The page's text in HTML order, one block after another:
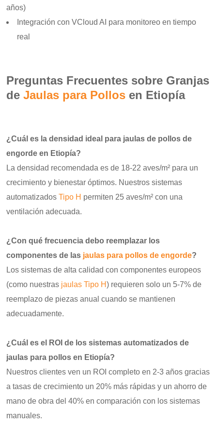
años)
Integración con VCloud AI para monitoreo en tiempo
real
Preguntas Frecuentes sobre Granjas
deJaulas para Pollos en Etiopía
¿Cuál es la densidad ideal para jaulas de pollos de
engorde en Etiopía?
La densidad recomendada es de 18-22 aves/m² para un
crecimiento y bienestar óptimos. Nuestros sistemas
automatizadosTipo H permiten 25 aves/m² con una
ventilación adecuada.
¿Con qué frecuencia debo reemplazar los
componentes de las jaulas para pollos de engorde?
Los sistemas de alta calidad con componentes europeos
(como nuestras jaulas Tipo H) requieren solo un 5-7% de
reemplazo de piezas anual cuando se mantienen
adecuadamente.
¿Cuál es el ROI de los sistemas automatizados de
jaulas para pollos en Etiopía?
Nuestros clientes ven un ROI completo en 2-3 años gracias
a tasas de crecimiento un 20% más rápidas y un ahorro de
mano de obra del 40% en comparación con los sistemas
manuales.